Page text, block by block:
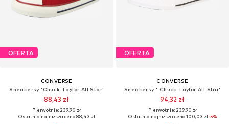
OFERTA
CONVERSE
Sneakersy 'Chuck Taylor All Star'
88,43 zł
Pierwotnie: 239,90 zł
Ostatnia najniższa cena:88,43 zł
OFERTA
CONVERSE
Sneakersy ' Chuck Taylor All Star'
94,32 zł
Pierwotnie: 239,90 zł
Ostatnia najniższa cena:100,03 zł-5%